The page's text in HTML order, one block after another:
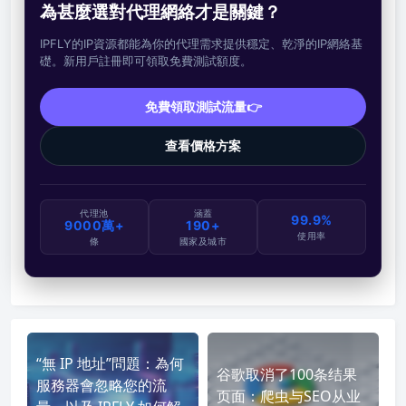
為甚麼選對代理網絡才是關鍵？
IPFLY的IP資源都能為你的代理需求提供穩定、乾淨的IP網絡基
礎。新用戶註冊即可領取免費測試額度。
免費領取測試流量👉
查看價格方案
代理池
9000萬+
條
涵蓋
190+
國家及城市
99.9%
使用率
“無 IP 地址”問題：為何
服務器會忽略您的流
谷歌取消了100条结果
页面：爬虫与SEO从业